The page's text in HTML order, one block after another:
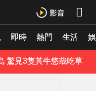
即時 熱門 生活
驚見3隻黃牛悠哉吃草
每天2000CC是錯的？醫師曝「喝水黃金公式」猛灌恐水中毒